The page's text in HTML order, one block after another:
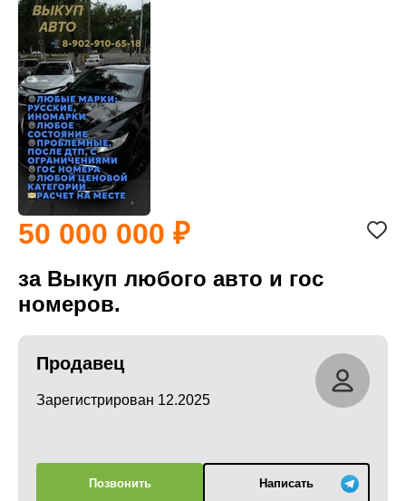
50 000 000
за Выкуп любого авто и гос
номеров.
Продавец
Зарегистрирован 12.2025
Позвонить Написать